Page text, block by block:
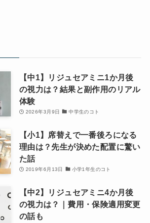
【中1】リジュセアミニ1か月後
の視力は？結果と副作用のリアル
体験
2026年3月9日 中学生のコト
【小1】席替えで一番後ろになる
理由は？先生が決めた配置に驚い
た話
2019年6月13日 小学1年生のコト
【中2】リジュセアミニ4か月後
の視力は？｜費用・保険適用変更
の話も